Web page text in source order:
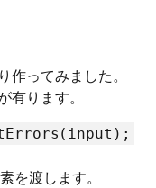
作ってみました。
有ります。
を渡します。